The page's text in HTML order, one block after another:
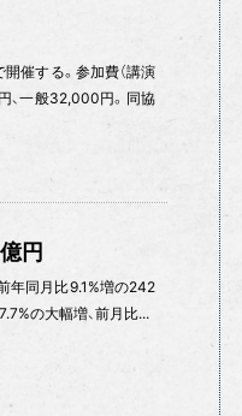
開催する。参加費（講演
、一般32,000円。同協
円
年同月比9.1%増の242
の大幅増、前月比...